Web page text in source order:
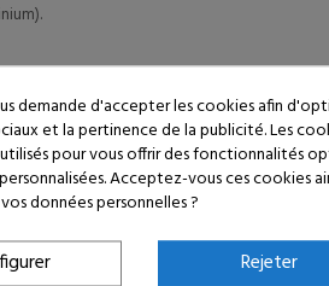
la couche appliquée, de la distance de
etc.).
ou anodisées.
aluminium ?
demande d'accepter les cookies afin
et la pertinence de la publicité. Les
pour vous offrir des fonctionnalités
Acceptez-vous ces cookies
données personnelles ?
Rejeter